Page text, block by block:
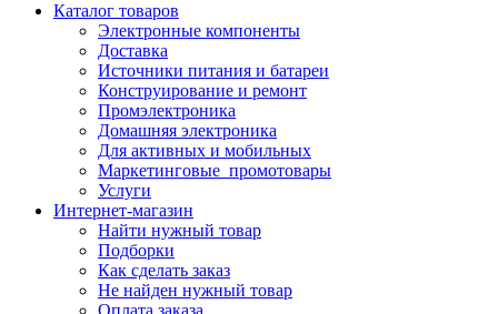
Каталог товаров
Электронные компоненты
Доставка
Источники питания и батареи
Конструирование и ремонт
Промэлектроника
Домашняя электроника
Для активных и мобильных
Маркетинговые_промотовары
Услуги
Интернет-магазин
Найти нужный товар
Подборки
Как сделать заказ
Не найден нужный товар
Оплата заказа